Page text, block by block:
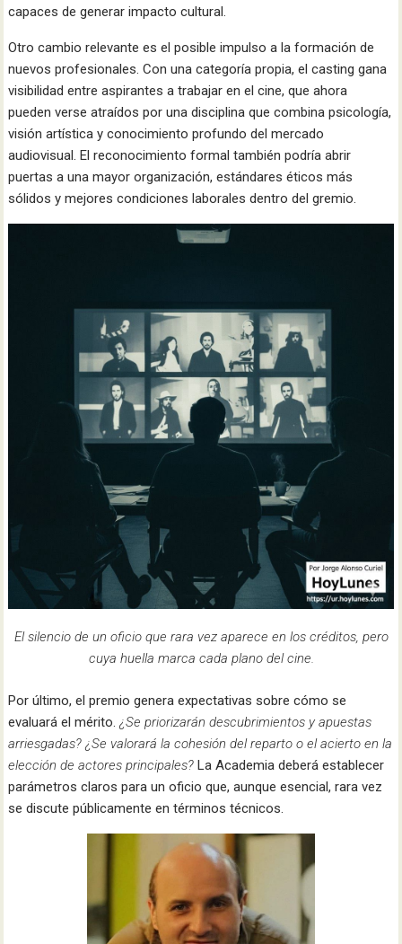
capaces de generar impacto cultural.
Otro cambio relevante es el posible impulso a la formación de
nuevos profesionales. Con una categoría propia, el casting gana
visibilidad entre aspirantes a trabajar en el cine, que ahora
pueden verse atraídos por una disciplina que combina psicología,
visión artística y conocimiento profundo del mercado
audiovisual. El reconocimiento formal también podría abrir
puertas a una mayor organización, estándares éticos más
sólidos y mejores condiciones laborales dentro del gremio.
El silencio de un oficio que rara vez aparece en los créditos, pero
cuya huella marca cada plano del cine.
Por último, el premio genera expectativas sobre cómo se
evaluará el mérito.¿Se priorizarán descubrimientos y apuestas
arriesgadas? ¿Se valorará la cohesión del reparto o el acierto en la
elección de actores principales? La Academia deberá establecer
parámetros claros para un oficio que, aunque esencial, rara vez
se discute públicamente en términos técnicos.